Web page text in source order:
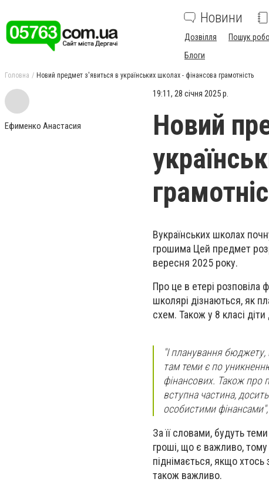
Новини
Дозвілля Пошук
Блоги
Головна Новий предмет з'явиться в українських школах - фінансова грамотність
Ефименко Анастасия
19:11, 28 січня 2025 р.
Новий
Вукраїнських школах
грошима Цей предмет
вересня 2025 року.
Про це в етері розповіла
школярі дізнаються, як
схем. Також у 8 класі
"І планування
там теми є по
фінансових. Також про
вступна частина,
особистими
За її словами, будуть
гроші, що є важливо, тому
піднімається, якщо
також важливо.